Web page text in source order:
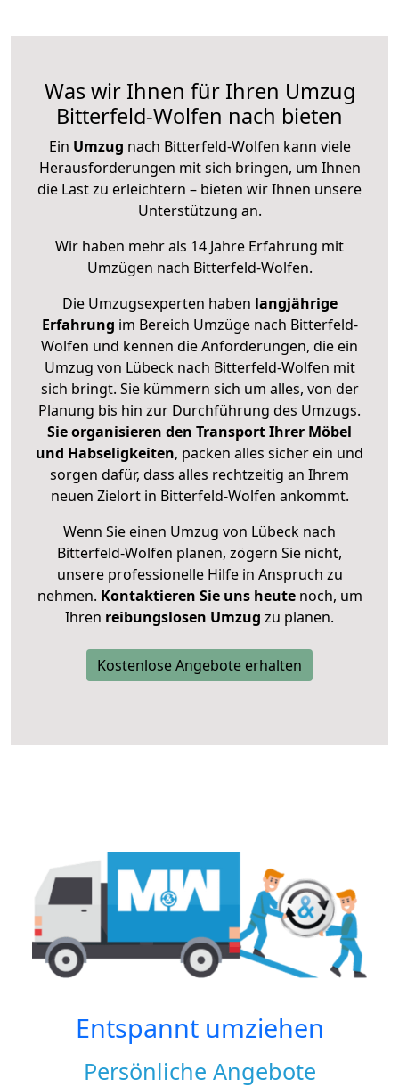
Was wir Ihnen für Ihren Umzug
Bitterfeld-Wolfen nach bieten
Ein Umzug nach Bitterfeld-Wolfen kann viele
Herausforderungen mit sich bringen, um Ihnen
die Last zu erleichtern – bieten wir Ihnen unsere
Unterstützung an.
Wir haben mehr als 14 Jahre Erfahrung mit
Umzügen nach Bitterfeld-Wolfen.
Die Umzugsexperten haben langjährige
Erfahrung im Bereich Umzüge nach Bitterfeld-
Wolfen und kennen die Anforderungen, die ein
Umzug von Lübeck nach Bitterfeld-Wolfen mit
sich bringt. Sie kümmern sich um alles, von der
Planung bis hin zur Durchführung des Umzugs.
Sie organisieren den Transport Ihrer Möbel
und Habseligkeiten, packen alles sicher ein und
sorgen dafür, dass alles rechtzeitig an Ihrem
neuen Zielort in Bitterfeld-Wolfen ankommt.
Wenn Sie einen Umzug von Lübeck nach
Bitterfeld-Wolfen planen, zögern Sie nicht,
unsere professionelle Hilfe in Anspruch zu
nehmen. Kontaktieren Sie uns heutenoch, um
Ihren reibungslosen Umzug zu planen.
Kostenlose Angebote erhalten
Entspannt umziehen
Persönliche Angebote